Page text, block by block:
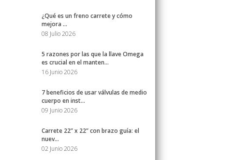
¿Qué es un freno carrete y cómo
mejora ...
08 Julio 2026
5 razones por las que la llave Omega
es crucial en el manten...
16 Junio 2026
7 beneficios de usar válvulas de medio
cuerpo en inst...
09 Junio 2026
Carrete 22” x 22” con brazo guía: el
nuev...
02 Junio 2026